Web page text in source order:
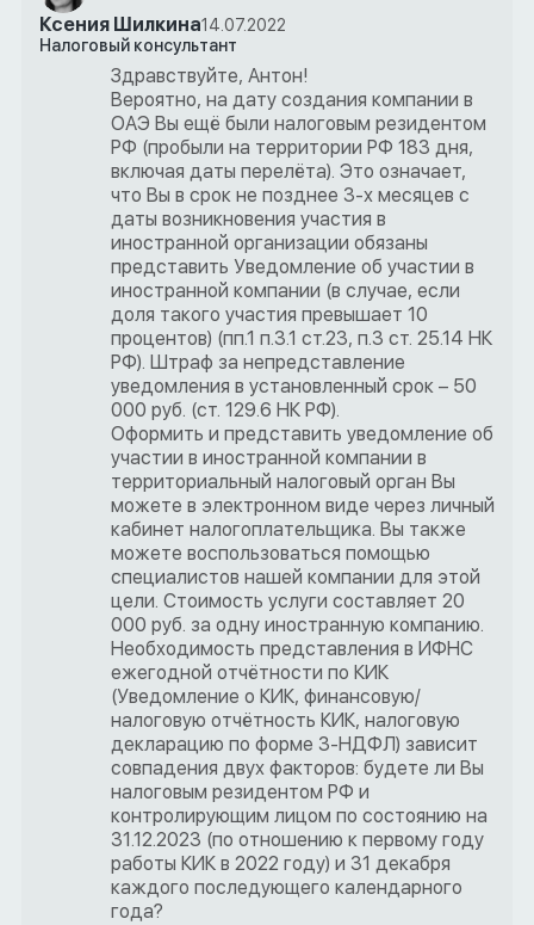
Ксения Шилкина14.07.2022
Налоговый консультант
Здравствуйте, Антон!
Вероятно, на дату создания компании в
ОАЭ Вы ещё были налоговым резидентом
РФ (пробыли на территории РФ 183 дня,
включая даты перелёта). Это означает,
что Вы в срок не позднее 3-х месяцев с
даты возникновения участия в
иностранной организации обязаны
представить Уведомление об участии в
иностранной компании (в случае, если
доля такого участия превышает 10
процентов) (пп.1 п.3.1 ст.23, п.3 ст. 25.14 НК
РФ). Штраф за непредставление
уведомления в установленный срок – 50
000 руб. (ст. 129.6 НК РФ).
Оформить и представить уведомление об
участии в иностранной компании в
территориальный налоговый орган Вы
можете в электронном виде через личный
кабинет налогоплательщика. Вы также
можете воспользоваться помощью
специалистов нашей компании для этой
цели. Стоимость услуги составляет 20
000 руб. за одну иностранную компанию.
Необходимость представления в ИФНС
ежегодной отчётности по КИК
(Уведомление о КИК, финансовую/
налоговую отчётность КИК, налоговую
декларацию по форме 3-НДФЛ) зависит
совпадения двух факторов: будете ли Вы
налоговым резидентом РФ и
контролирующим лицом по состоянию на
31.12.2023 (по отношению к первому году
работы КИК в 2022 году) и 31 декабря
каждого последующего календарного
года?